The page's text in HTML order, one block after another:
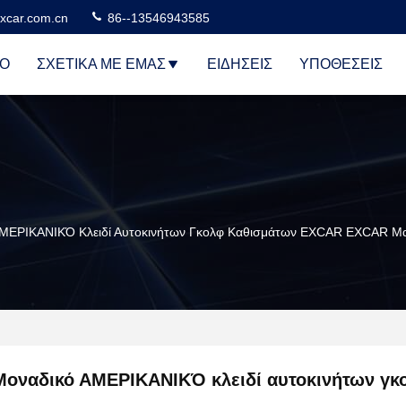
86--13546943585
ΣΧΕΤΙΚΆ ΜΕ ΕΜΆΣ ΕΙΔΉΣΕΙΣ ΥΠΟΘΈΣΕΙΣ
Κλειδί Αυτοκινήτων Γκολφ Καθισμάτων EXCAR EXCAR
ΑΜΕΡΙΚΑΝΙΚΌ κλειδί αυτοκινήτων